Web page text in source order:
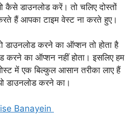
कैसे डाउनलोड करें। तो चलिए दोस्तों
हैं आपका टाइम वेस्ट ना करते हुए।
डाउनलोड करने का ऑप्शन तो होता है
करने का ऑप्शन नहीं होता। इसलिए हम
में एक बिल्कुल आसान तरीका लाए हैं
डाउनलोड करने का।
Banayein